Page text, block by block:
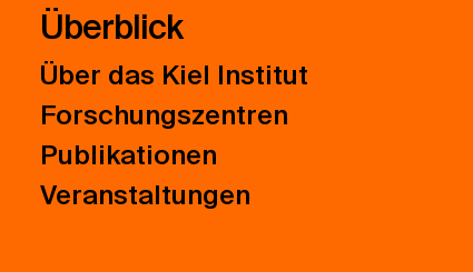
Überblick
Über das Kiel Institut
Forschungszentren
Publikationen
Veranstaltungen